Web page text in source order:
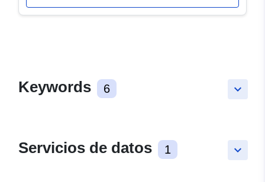
keyboard_arrow_down
Keywords 6
keyboard_arrow_down
Servicios de datos 1